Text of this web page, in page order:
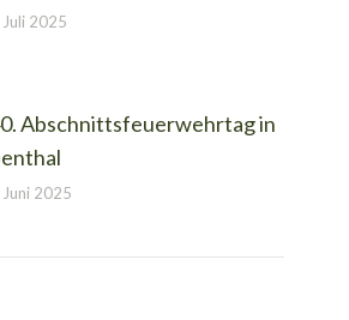
Juli 2025
Abschnittsfeuerwehrtag in
2025